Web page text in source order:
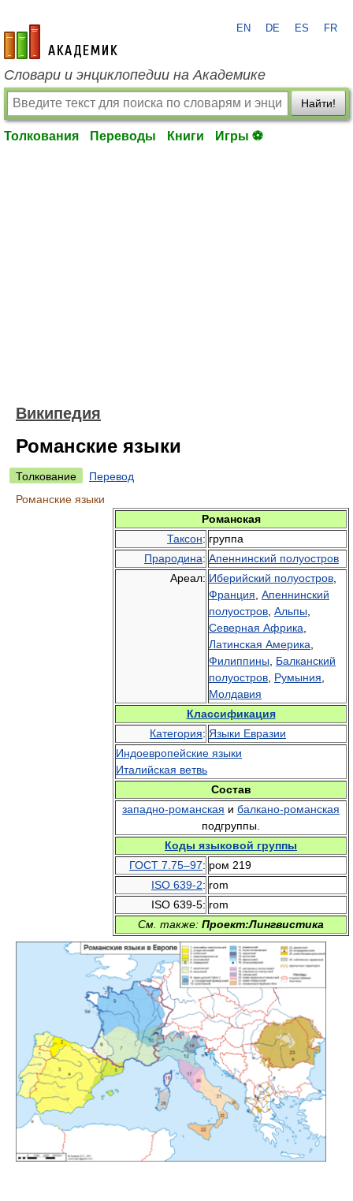
academic.ru
EN DE ES FR
Словари и энциклопедии на Академике
Найти!
Толкования Переводы Книги Игры ⚽
Википедия
Романские языки
Толкование
Перевод
Романские языки
Романская
Таксон: группа
Прародина: Апеннинский полуостров
Ареал: Иберийский полуостров
Франция Апеннинский
полуостров Альпы
Северная Африка
Латинская Америка
Филиппины
Балканский
полуостров Румыния
Молдавия
Классификация
Категория: Языки Евразии
Индоевропейские языки
Италийская ветвь
Состав
западно-романская и балкано-романская
подгруппы.
Коды языковой группы
ГОСТ 7.75–97: ром 219
ISO 639-2: rom
ISO 639-5: rom
См. также: Проект:Лингвистика